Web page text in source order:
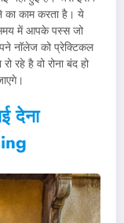
काम करता है। ये
समय में आपके पस्स जो
नॉलेज को प्रेक्टिकल
रहे है वो रोना बंद हो
देना